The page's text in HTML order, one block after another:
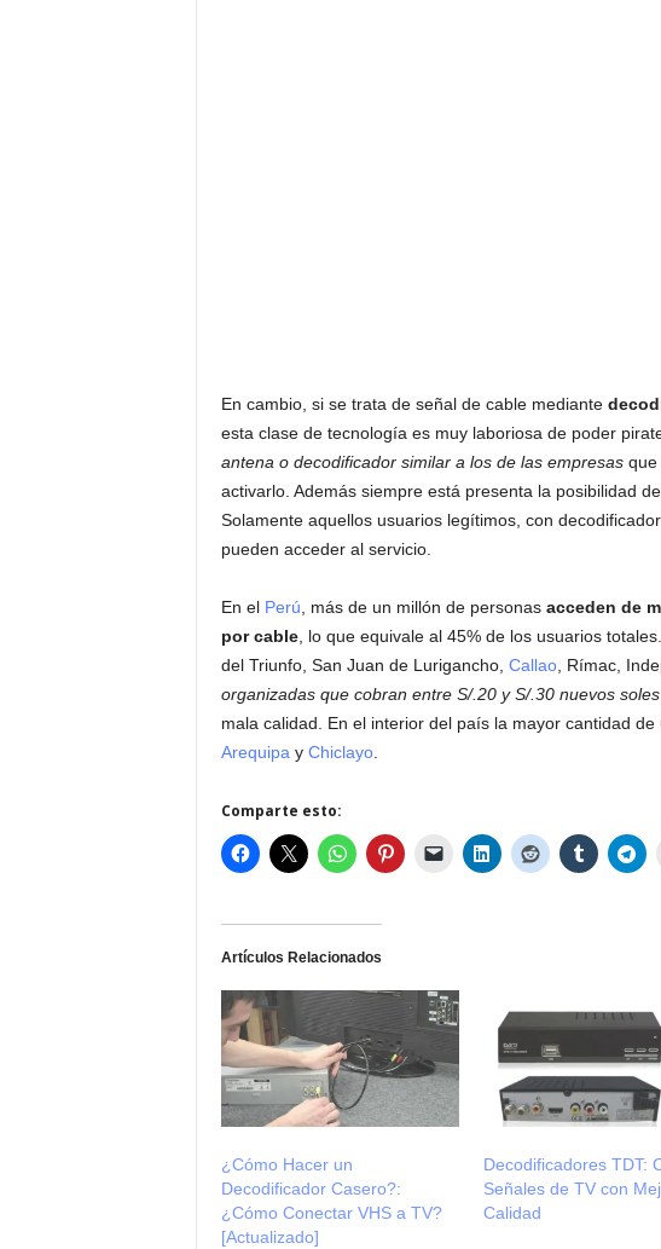
En cambio, si se trata de señal de cable mediante
esta clase de tecnología es muy laboriosa de poder
antena o decodificador similar a los de las empresasque
activarlo. Además siempre está presenta la posibilidad
Solamente aquellos usuarios legítimos, con
pueden acceder al servicio.
En el Perú , más de un millón de personasacceden de
por cable, lo que equivale al 45% de los usuarios
del Triunfo, San Juan de Lurigancho, Callao, Rímac,
organizadas que cobran entre S/.20 y S/.30 nuevos
mala calidad. En el interior del país la mayor cantidad
Arequipa y Chiclayo.
Comparte esto:
Artículos Relacionados
¿Cómo Hacer un
Decodificador Casero?:
¿Cómo Conectar VHS a TV?
[Actualizado]
Decodificadores TDT:
Señales de TV con
Calidad